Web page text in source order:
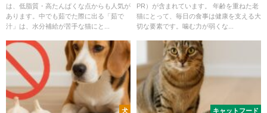
は、低脂質・高たんぱくな点からも人気が
あります。中でも茹でた際に出る「茹で
汁」は、水分補給が苦手な猫にと...
PR）が含まれています。 年齢を重ねた老
猫にとって、毎日の食事は健康を支える大
切な要素です。噛む力が弱くな...
犬 キャットフード